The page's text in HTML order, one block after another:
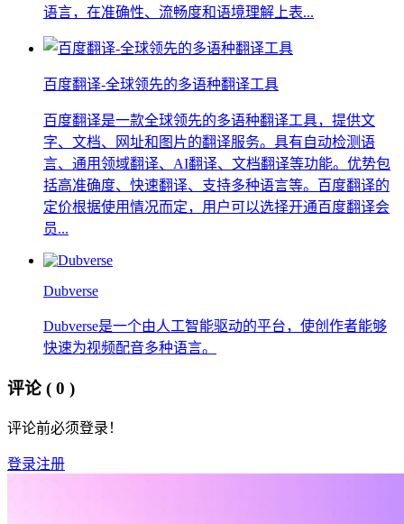
语言，在准确性、流畅度和语境理解上表...
百度翻译-全球领先的多语种翻译工具
百度翻译是一款全球领先的多语种翻译工具，提供文
字、文档、网址和图片的翻译服务。具有自动检测语
言、通用领域翻译、AI翻译、文档翻译等功能。优势包
括高准确度、快速翻译、支持多种语言等。百度翻译的
定价根据使用情况而定，用户可以选择开通百度翻译会
员...
Dubverse
Dubverse是一个由人工智能驱动的平台，使创作者能够
快速为视频配音多种语言。
评论 ( 0 )
评论前必须登录！
登录注册